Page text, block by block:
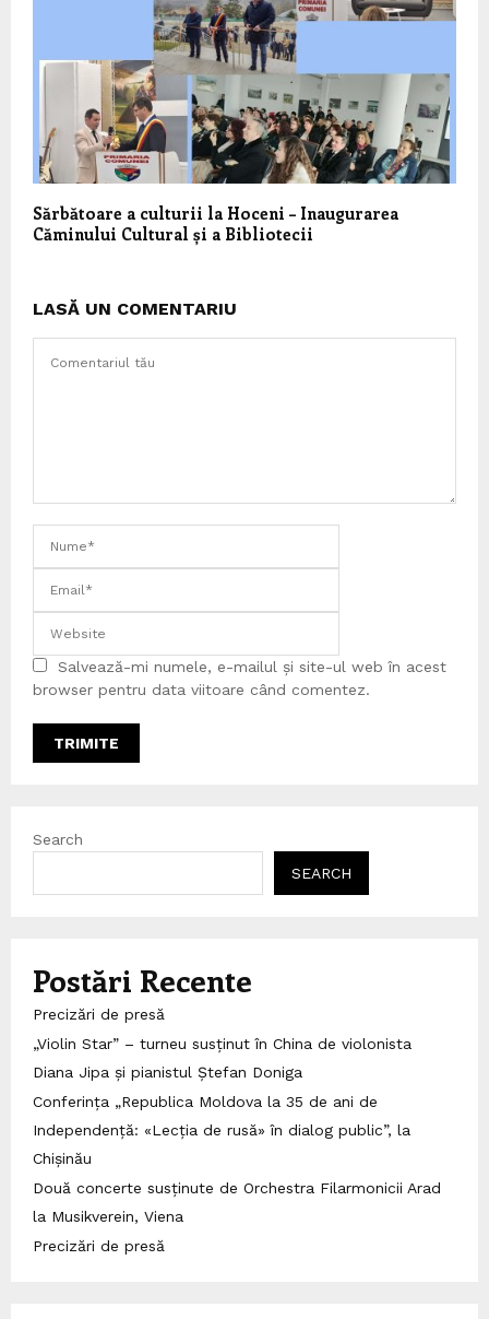
Sărbătoare a culturii la Hoceni – Inaugurarea
Căminului Cultural și a Bibliotecii
LASĂ UN COMENTARIU
Salvează-mi numele, e-mailul și site-ul web în acest
browser pentru data viitoare când comentez.
Search
SEARCH
Postări Recente
Precizări de presă
„Violin Star” – turneu susținut în China de violonista
Diana Jipa și pianistul Ștefan Doniga
Conferința „Republica Moldova la 35 de ani de
Independență: «Lecția de rusă» în dialog public”, la
Chișinău
Două concerte susținute de Orchestra Filarmonicii Arad
la Musikverein, Viena
Precizări de presă